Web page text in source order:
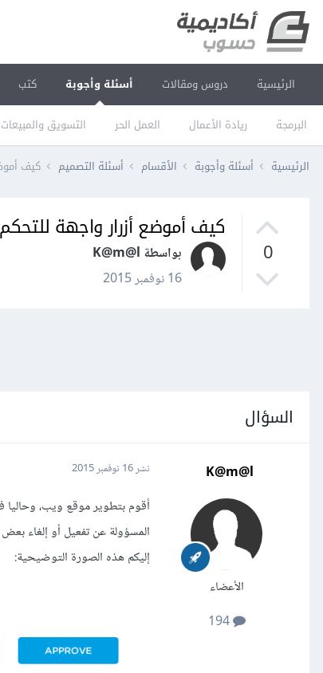
الرئيسية دروس ومقالات أسئلة وأجوبة
البرمجة ريادة الأعمال العمل الحر التسويق والمبيعات
كتب
الرئيسية أسئلة وأجوبة الأقسام أسئلة التصميم كيف
0
كيف أموضع أزرار واجهة
بواسطة K@m@l
16 نوفمبر 2015
السؤال
K@m@l
الأعضاء
194
نشر16 نوفمبر 2015
أقوم بتطوير موقع ويب،
المسؤولة عن تفعيل أو إلغاء
إليكم هذه الصورة التوضيحية: